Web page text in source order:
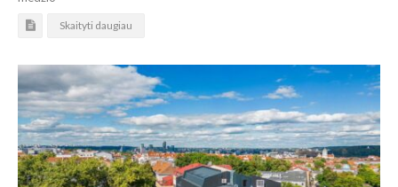
Skaityti daugiau